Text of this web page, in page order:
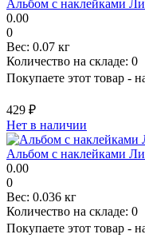
Альбом с наклейками
0.00
0
Вес: 0.07 кг
Количество на складе: 0
Покупаете этот товар -
429 ₽
Нет в наличии
Альбом с наклейками
0.00
0
Вес: 0.036 кг
Количество на складе: 0
Покупаете этот товар -